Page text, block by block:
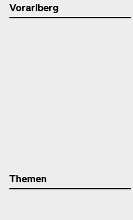
Vorarlberg
Themen